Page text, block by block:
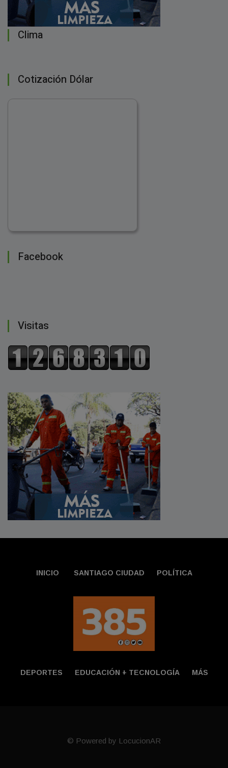
Clima
Cotización Dólar
Facebook
Visitas
INICIO SANTIAGO CIUDAD POLÍTICA
DEPORTES EDUCACIÓN + TECNOLOGÍ­A MÁS
© Powered by LocucionAR